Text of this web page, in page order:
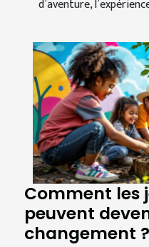
d’aventure,
Comment les
peuvent
changement ?